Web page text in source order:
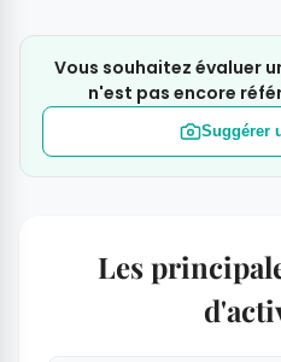
Vous souhaitez évaluer
n'est pas encore
Suggérer
Les